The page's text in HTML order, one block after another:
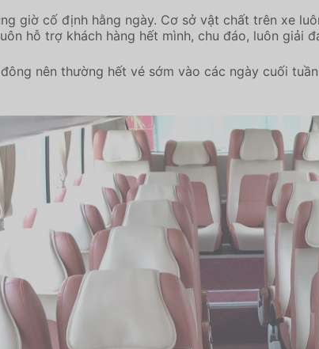
giờ cố định hằng ngày. Cơ sở vật chất trên xe
hỗ trợ khách hàng hết mình, chu đáo, luôn giải
nên thường hết vé sớm vào các ngày cuối